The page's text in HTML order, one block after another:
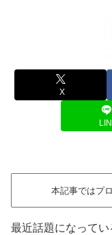
X
本記事ではプ
最近話題になってい